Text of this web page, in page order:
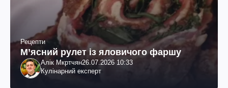
Рецепти
М’ясний рулет із яловичого фаршу
Алік Мкртчян26.07.2026 10:33
Кулінарний експерт